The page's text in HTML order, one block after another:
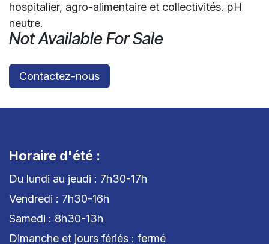
hospitalier, agro-alimentaire et collectivités. pH
neutre.
Not Available For Sale
Contactez-nous
Horaire d'été :
Du lundi au jeudi : 7h30-17h
Vendredi : 7h30-16h
Samedi : 8h30-13h
Dimanche et jours fériés : fermé